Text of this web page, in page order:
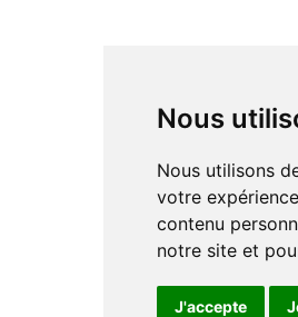
Nous
Nous utilisons des cookies et d'autres technologies de suivi pour améliorer
votre
contenu
notre site et
J'accepte